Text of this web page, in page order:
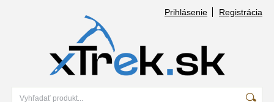
Prihlásenie Registrácia